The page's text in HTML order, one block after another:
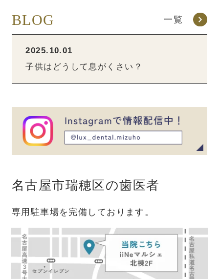
BLOG 一覧
2025.10.01
子供はどうして息がくさい？
名古屋市瑞穂区の歯医者
専用駐車場を完備しております。